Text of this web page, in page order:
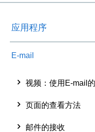
应用程序
E-mail
视频：使用E-mail
页面的查看方法
邮件的接收